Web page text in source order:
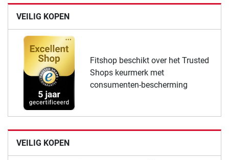
VEILIG KOPEN
Fitshop beschikt over het Trusted
Shops keurmerk met
consumenten-bescherming
VEILIG KOPEN